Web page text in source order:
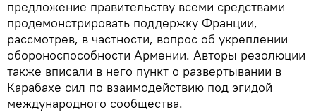
предложение правительству всеми средствами
продемонстрировать поддержку Франции,
рассмотрев, в частности, вопрос об укреплении
обороноспособности Армении. Авторы резолюции
также вписали в него пункт о развертывании в
Карабахе сил по взаимодействию под эгидой
международного сообщества.